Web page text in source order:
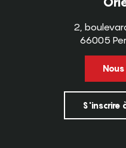
2,
66005
Nous
S'inscrire